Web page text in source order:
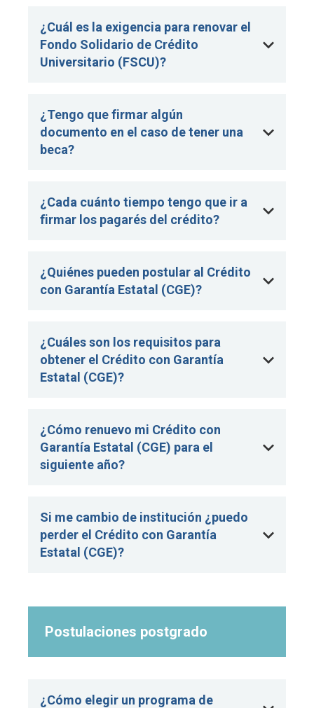
¿Cuál es la exigencia para renovar el
Fondo Solidario de Crédito
Universitario (FSCU)?
¿Tengo que firmar algún
documento en el caso de tener una
beca?
¿Cada cuánto tiempo tengo que ir a
firmar los pagarés del crédito?
¿Quiénes pueden postular al Crédito
con Garantía Estatal (CGE)?
¿Cuáles son los requisitos para
obtener el Crédito con Garantía
Estatal (CGE)?
¿Cómo renuevo mi Crédito con
Garantía Estatal (CGE) para el
siguiente año?
Si me cambio de institución ¿puedo
perder el Crédito con Garantía
Estatal (CGE)?
Postulaciones postgrado
¿Cómo elegir un programa de